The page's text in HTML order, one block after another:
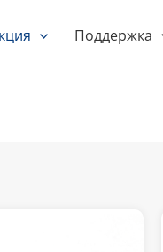
Поддержка